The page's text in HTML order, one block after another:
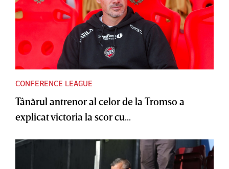
CONFERENCE LEAGUE
Tânărul antrenor al celor de la Tromso a
explicat victoria la scor cu...